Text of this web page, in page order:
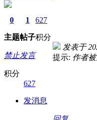
0
主题
1
帖子
627
积分
禁止发言
积分
627
发消息
发表于
提示: 作者